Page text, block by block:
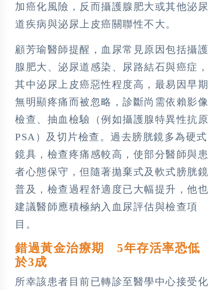
加癌化風險，反而攝護腺肥大或其他泌尿
道疾病與泌尿上皮癌關聯性不大。
顧芳瑜醫師提醒，血尿常見原因包括攝護
腺肥大、泌尿道感染、尿路結石與癌症，
其中泌尿上皮癌惡性程度高，最易因早期
無明顯疼痛而被忽略，診斷尚需依賴影像
檢查、抽血檢驗（例如攝護腺特異性抗原
PSA）及切片檢查。過去膀胱鏡多為硬式
鏡具，檢查疼痛感較高，使部分醫師與患
者心態保守，但隨著拋棄式及軟式膀胱鏡
普及，檢查過程舒適度已大幅提升，他也
建議醫師應積極納入血尿評估與檢查項
目。
錯過黃金治療期 5年存活率恐低
於3成
所幸該患者目前已轉診至醫學中心接受化